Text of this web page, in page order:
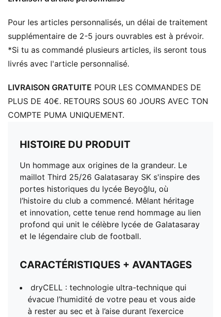
Logos du club et PUMA
Pour les articles personnalisés, un délai de traitement
supplémentaire de 2-5 jours ouvrables est à prévoir.
*Si tu as commandé plusieurs articles, ils seront tous
livrés avec l'article personnalisé.
LIVRAISON GRATUITE POUR LES COMMANDES DE
PLUS DE 40€. RETOURS SOUS 60 JOURS AVEC TON
COMPTE PUMA UNIQUEMENT.
HISTOIRE DU PRODUIT
Un hommage aux origines de la grandeur. Le
maillot Third 25/26 Galatasaray SK s'inspire des
portes historiques du lycée Beyoğlu, où
l’histoire du club a commencé. Mêlant héritage
et innovation, cette tenue rend hommage au lien
profond qui unit le célèbre lycée de Galatasaray
et le légendaire club de football.
CARACTÉRISTIQUES + AVANTAGES
dryCELL : technologie ultra-technique qui
évacue l’humidité de votre peau et vous aide
à rester au sec et à l’aise durant l’exercice